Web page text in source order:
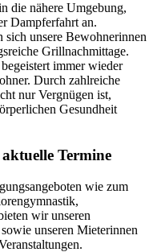
die nähere Umgebung,
Dampferfahrt an.
sich unsere Bewohnerinnen
Grillnachmittage.
immer wieder
Durch zahlreiche
nur Vergnügen ist,
Gesundheit
Termine
wie zum
wir unseren
unseren Mieterinnen